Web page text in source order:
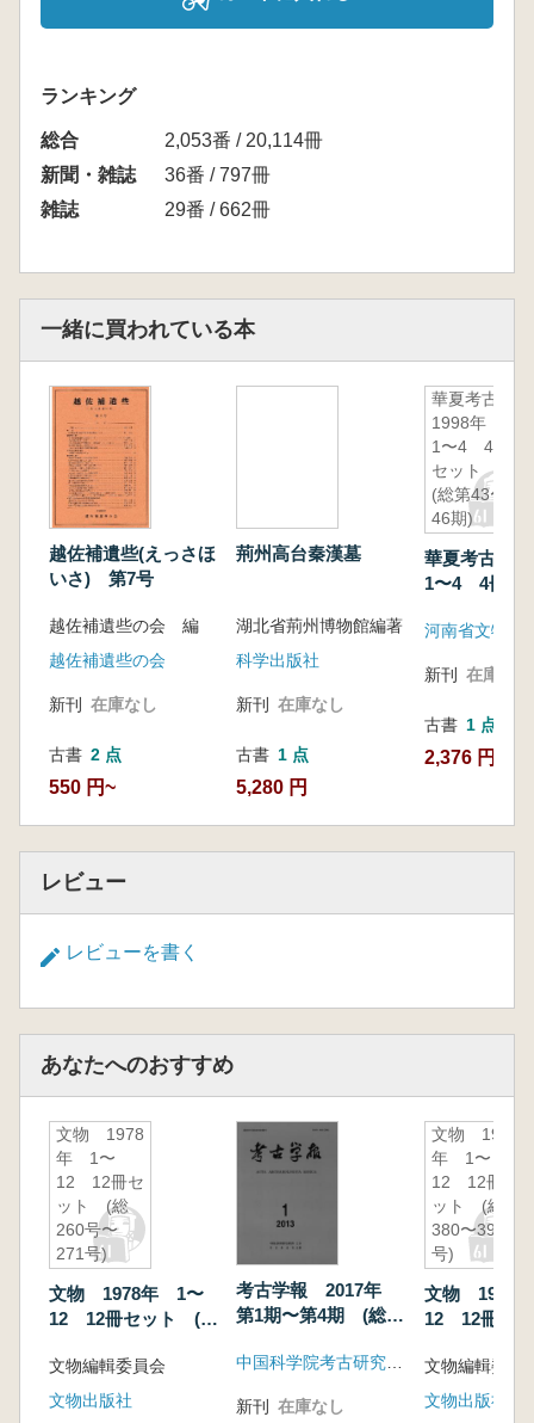
ランキング
総合
2,053番 / 20,114冊
新聞・雑誌
36番 / 797冊
雑誌
29番 / 662冊
一緒に買われている本
越佐補遺些(えっさほ
いさ) 第7号
越佐補遺些の会 編
越佐補遺些の会
新刊 在庫なし
古書 2 点
550 円~
荊州高台秦漢墓
湖北省荊州博物館編著
科学出版社
新刊 在庫なし
古書 1 点
5,280 円
華夏考古
1998年
1〜4 4冊
セット
(総第43〜
46期)
華夏考古
1〜4 4冊
河南省文物考
新刊 在庫なし
古書 1 点
2,376 円
レビュー
レビューを書く
あなたへのおすすめ
文物 1978
年 1〜
12 12冊セ
ット (総
260号〜
271号)
文物 1978年 1〜
12 12冊セット (総
文物編輯委員会
文物出版社
考古学報 2017年
第1期〜第4期 (総第
ット
新刊 在庫なし
文物 1988
年 1〜
12 12冊セ
ット (総
380〜391
号)
文物 1988
12 12冊セ
文物編輯委員
文物出版社